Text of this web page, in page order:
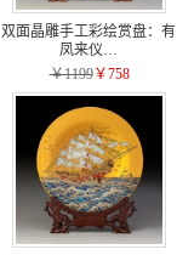
双面晶雕手工彩绘赏盘：有
凤来仪…
￥1199￥758